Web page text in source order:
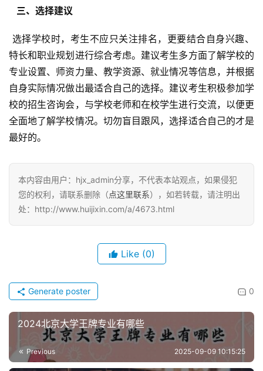
  三、选择建议
特长和职业规划进行综合考虑。建议考生多方面了解学校的
专业设置、师资力量、教学资源、就业情况等信息，并根据
自身实际情况做出最适合自己的选择。建议考生积极参加学
校的招生咨询会，与学校老师和在校学生进行交流，以便更
全面地了解学校情况。切勿盲目跟风，选择适合自己的才是
最好的。
本内容由用户：hjx_admin分享，不代表本站观点，如果侵犯
您的权利，请联系删除（点这里联系），如若转载，请注明出
处：http://www.huijixin.com/a/4673.html
Like (0)
0
Generate poster
2024北京大学王牌专业有哪些
Previous 2025-09-09 10:15:25